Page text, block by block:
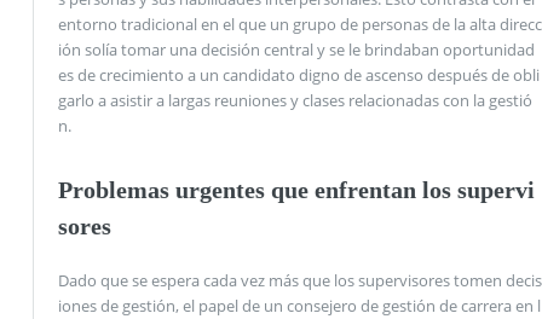
entorno tradicional en el que un grupo de personas de la alta direcc
ión solía tomar una decisión central y se le brindaban oportunidad
es de crecimiento a un candidato digno de ascenso después de obli
garlo a asistir a largas reuniones y clases relacionadas con la gestió
n.
Problemas urgentes que enfrentan los supervi
sores
Dado que se espera cada vez más que los supervisores tomen decis
iones de gestión, el papel de un consejero de gestión de carrera en l